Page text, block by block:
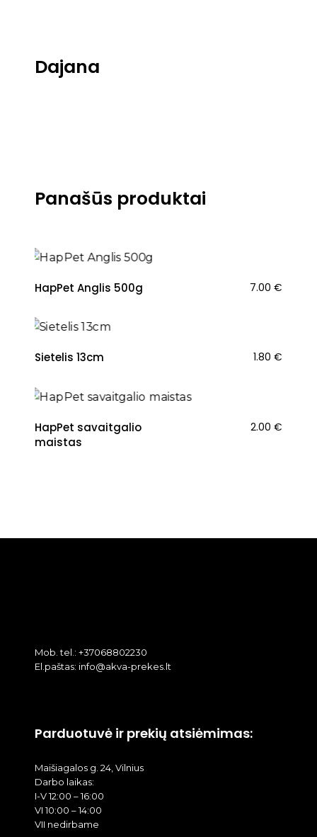
Dajana
Panašūs produktai
HapPet Anglis 500g 7.00 €
Sietelis 13cm 1.80 €
HapPet savaitgalio
maistas
2.00 €
Mob. tel.: +37068802230
El.paštas: info@akva-prekes.lt
Parduotuvė ir prekių atsiėmimas:
Maišiagalos g. 24, Vilnius
Darbo laikas:
I-V 12:00 – 16:00
VI 10:00 – 14:00
VII nedirbame